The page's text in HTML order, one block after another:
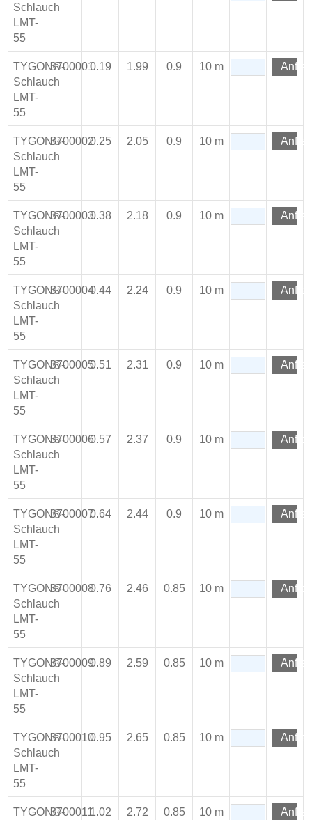
Schlauch
LMT-
55
TYGON®-
Schlauch
LMT-
55
37000010.19 1.99 0.9 10 m
TYGON®-
Schlauch
LMT-
55
37000020.25 2.05 0.9 10 m
TYGON®-
Schlauch
LMT-
55
37000030.38 2.18 0.9 10 m
TYGON®-
Schlauch
LMT-
55
37000040.44 2.24 0.9 10 m
TYGON®-
Schlauch
LMT-
55
37000050.51 2.31 0.9 10 m
TYGON®-
Schlauch
LMT-
55
37000060.57 2.37 0.9 10 m
TYGON®-
Schlauch
LMT-
55
37000070.64 2.44 0.9 10 m
TYGON®-
Schlauch
LMT-
55
37000080.76 2.46 0.85 10 m
TYGON®-
Schlauch
LMT-
55
37000090.89 2.59 0.85 10 m
TYGON®-
Schlauch
LMT-
55
37000100.95 2.65 0.85 10 m
TYGON®-37000111.02 2.72 0.85 10 m